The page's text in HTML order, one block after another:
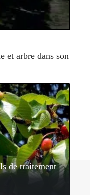
et arbre dans son
de traitement
Sitemap